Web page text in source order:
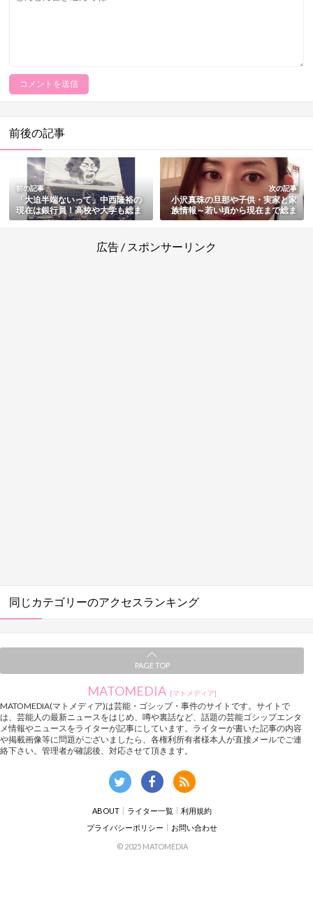
前後の記事
前の記事
「大迫半端ないって」中西隆裕の
現在は銀行員！高校や大学も総ま
とめ
次の記事
小沢真珠の旦那や子供・実家と家
族情報～若い頃から現在まで総ま
とめ
広告 / スポンサーリンク
同じカテゴリーのアクセスランキング
PAGE TOP
MATOMEDIA [マトメディア]
MATOMEDIA(マトメディア)は芸能・ゴシップ・事件のサイトです。サイトで
は、芸能人の最新ニュースをはじめ、噂や裏話など、話題の芸能ゴシップエンタ
メ情報やニュースをライターが記事にしています。ライターが書いた記事の内容
や掲載画像等に問題がございましたら、各権利所有者様本人が直接メールでご連
絡下さい。管理者が確認後、対応させて頂きます。
ABOUT ライター一覧
利用規約
プライバシーポリシー
お問い合わせ
© 2025 MATOMEDIA